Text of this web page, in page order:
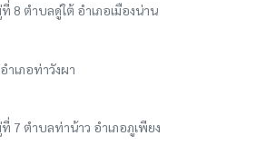
8 ตำบลดู่ใต้ อำเภอเมืองน่าน
เภอท่าวังผา
7 ตำบลท่าน้าว อำเภอภูเพียง